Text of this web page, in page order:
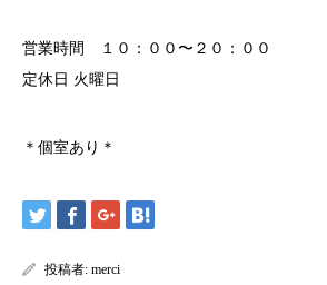
営業時間 １０：００〜２０：００
定休日 火曜日
＊個室あり＊
投稿者: merci